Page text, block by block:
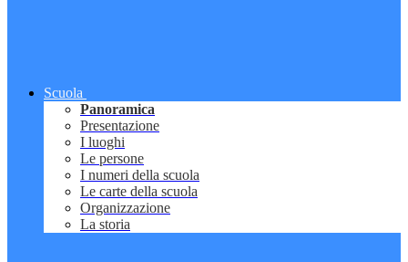
Scuola
Panoramica
Presentazione
I luoghi
Le persone
I numeri della scuola
Le carte della scuola
Organizzazione
La storia